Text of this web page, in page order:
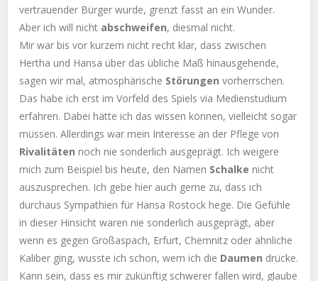
vertrauender Bürger wurde, grenzt fasst an ein Wunder.
Aber ich will nicht abschweifen, diesmal nicht.
Mir war bis vor kurzem nicht recht klar, dass zwischen
Hertha und Hansa über das übliche Maß hinausgehende,
sagen wir mal, atmosphärische Störungenvorherrschen.
Das habe ich erst im Vorfeld des Spiels via Medienstudium
erfahren. Dabei hätte ich das wissen können, vielleicht sogar
müssen. Allerdings war mein Interesse an der Pflege von
Rivalitätennoch nie sonderlich ausgeprägt. Ich weigere
mich zum Beispiel bis heute, den Namen Schalkenicht
auszusprechen. Ich gebe hier auch gerne zu, dass ich
durchaus Sympathien für Hansa Rostock hege. Die Gefühle
in dieser Hinsicht waren nie sonderlich ausgeprägt, aber
wenn es gegen Großaspach, Erfurt, Chemnitz oder ähnliche
Kaliber ging, wusste ich schon, wem ich die Daumen drücke.
Kann sein, dass es mir zukünftig schwerer fallen wird, glaube